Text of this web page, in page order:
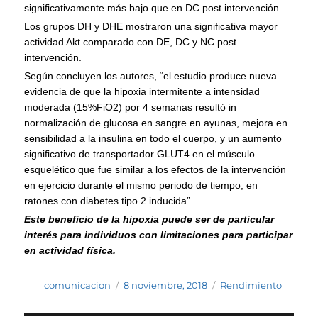
significativamente más bajo que en DC post intervención.
Los grupos DH y DHE mostraron una significativa mayor
actividad Akt comparado con DE, DC y NC post
intervención.
Según concluyen los autores, “el estudio produce nueva
evidencia de que la hipoxia intermitente a intensidad
moderada (15%FiO2) por 4 semanas resultó in
normalización de glucosa en sangre en ayunas, mejora en
sensibilidad a la insulina en todo el cuerpo, y un aumento
significativo de transportador GLUT4 en el músculo
esquelético que fue similar a los efectos de la intervención
en ejercicio durante el mismo periodo de tiempo, en
ratones con diabetes tipo 2 inducida”.
Este beneficio de la hipoxia puede ser de particular
interés para individuos con limitaciones para participar
en actividad física.
Autor
comunicacion
Publicado
8 noviembre, 2018 Categorías
Rendimiento